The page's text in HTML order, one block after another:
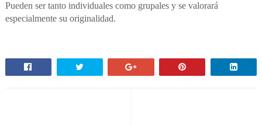
Pueden ser tanto individuales como grupales y se valorará
especialmente su originalidad.